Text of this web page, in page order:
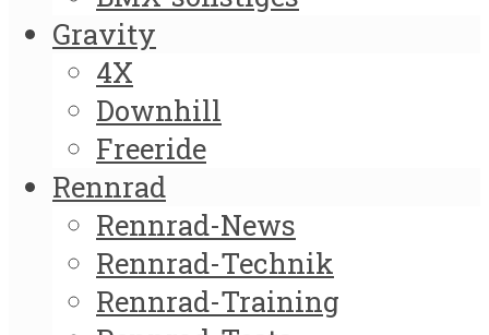
Gravity
4X
Downhill
Freeride
Rennrad
Rennrad-News
Rennrad-Technik
Rennrad-Training